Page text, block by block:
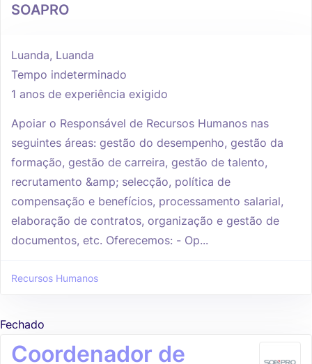
SOAPRO
Luanda, Luanda
Tempo indeterminado
1 anos de experiência exigido
Apoiar o Responsável de Recursos Humanos nas
seguintes áreas: gestão do desempenho, gestão da
formação, gestão de carreira, gestão de talento,
recrutamento &amp; selecção, política de
compensação e benefícios, processamento salarial,
elaboração de contratos, organização e gestão de
documentos, etc. Oferecemos: - Op...
Recursos Humanos
Fechado
Coordenador de